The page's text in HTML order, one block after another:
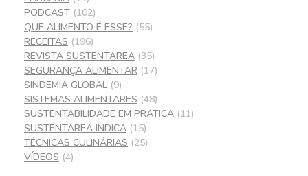
PODCAST (102)
QUE ALIMENTO É ESSE? (55)
RECEITAS (196)
REVISTA SUSTENTAREA (35)
SEGURANÇA ALIMENTAR (17)
SINDEMIA GLOBAL (9)
SISTEMAS ALIMENTARES (48)
SUSTENTABILIDADE EM PRÁTICA (11)
SUSTENTAREA INDICA (15)
TÉCNICAS CULINÁRIAS (25)
VÍDEOS (4)